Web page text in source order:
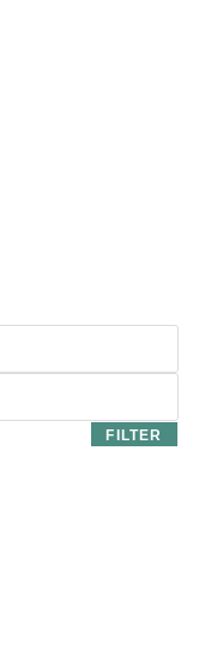
FILTER